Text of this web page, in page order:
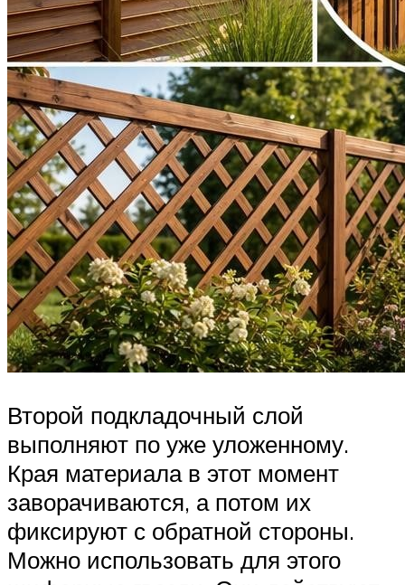
Второй подкладочный слой
выполняют по уже уложенному.
Края материала в этот момент
заворачиваются, а потом их
фиксируют с обратной стороны.
Можно использовать для этого